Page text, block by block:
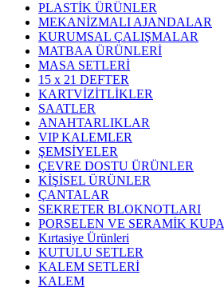
PLASTİK ÜRÜNLER
MEKANİZMALI AJANDALAR
KURUMSAL ÇALIŞMALAR
MATBAA ÜRÜNLERİ
MASA SETLERİ
15 x 21 DEFTER
KARTVİZİTLİKLER
SAATLER
ANAHTARLIKLAR
VIP KALEMLER
ŞEMSİYELER
ÇEVRE DOSTU ÜRÜNLER
KİŞİSEL ÜRÜNLER
ÇANTALAR
SEKRETER BLOKNOTLARI
PORSELEN VE SERAMİK KUPA
Kırtasiye Ürünleri
KUTULU SETLER
KALEM SETLERİ
KALEM